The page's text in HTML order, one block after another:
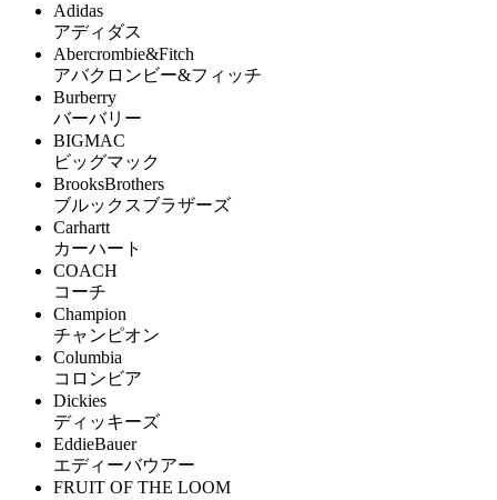
Adidas
アディダス
Abercrombie&Fitch
アバクロンビー&フィッチ
Burberry
バーバリー
BIGMAC
ビッグマック
BrooksBrothers
ブルックスブラザーズ
Carhartt
カーハート
COACH
コーチ
Champion
チャンピオン
Columbia
コロンビア
Dickies
ディッキーズ
EddieBauer
エディーバウアー
FRUIT OF THE LOOM